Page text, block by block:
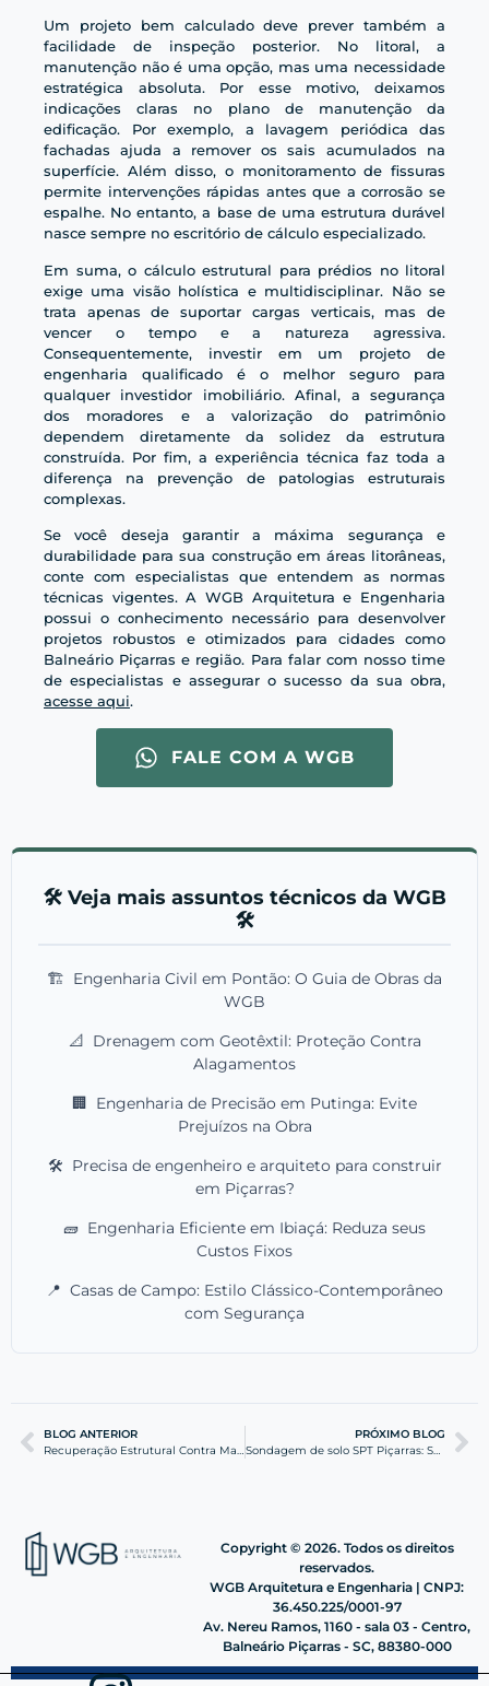
Um projeto bem calculado deve prever também a
facilidade de inspeção posterior. No litoral, a
manutenção não é uma opção, mas uma necessidade
estratégica absoluta. Por esse motivo, deixamos
indicações claras no plano de manutenção da
edificação. Por exemplo, a lavagem periódica das
fachadas ajuda a remover os sais acumulados na
superfície. Além disso, o monitoramento de fissuras
permite intervenções rápidas antes que a corrosão se
espalhe. No entanto, a base de uma estrutura durável
nasce sempre no escritório de cálculo especializado.
Em suma, o cálculo estrutural para prédios no litoral
exige uma visão holística e multidisciplinar. Não se
trata apenas de suportar cargas verticais, mas de
vencer o tempo e a natureza agressiva.
Consequentemente, investir em um projeto de
engenharia qualificado é o melhor seguro para
qualquer investidor imobiliário. Afinal, a segurança
dos moradores e a valorização do patrimônio
dependem diretamente da solidez da estrutura
construída. Por fim, a experiência técnica faz toda a
diferença na prevenção de patologias estruturais
complexas.
Se você deseja garantir a máxima segurança e
durabilidade para sua construção em áreas litorâneas,
conte com especialistas que entendem as normas
técnicas vigentes. A WGB Arquitetura e Engenharia
possui o conhecimento necessário para desenvolver
projetos robustos e otimizados para cidades como
Balneário Piçarras e região. Para falar com nosso time
de especialistas e assegurar o sucesso da sua obra,
acesse aqui.
FALE COM A WGB
🛠️ Veja mais assuntos técnicos da WGB
🛠️
🏗️ Engenharia Civil em Pontão: O Guia de Obras da
WGB
📐 Drenagem com Geotêxtil: Proteção Contra
Alagamentos
🏢 Engenharia de Precisão em Putinga: Evite
Prejuízos na Obra
🛠️ Precisa de engenheiro e arquiteto para construir
em Piçarras?
🧱 Engenharia Eficiente em Ibiaçá: Reduza seus
Custos Fixos
📍 Casas de Campo: Estilo Clássico-Contemporâneo
com Segurança
BLOG ANTERIOR
PRÓXIMO BLOG
Sondagem de solo SPT Piçarras: Segurança para sua Obra
Copyright © 2026. Todos os direitos
reservados.
WGB Arquitetura e Engenharia | CNPJ:
36.450.225/0001-97
Av. Nereu Ramos, 1160 - sala 03 - Centro,
Balneário Piçarras - SC, 88380-000